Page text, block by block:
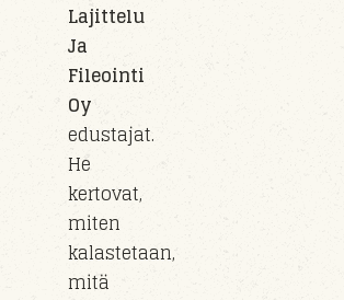
Lajittelu
Ja
Fileointi
Oy
edustajat.
He
kertovat,
miten
kalastetaan,
mitä